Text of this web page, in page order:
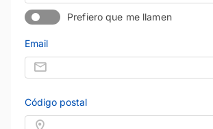
Prefiero que me llamen
Email
Código postal